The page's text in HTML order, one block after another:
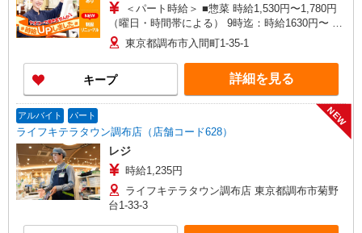
＜パート時給＞ ■惣菜 時給1,530円〜1,780円
（曜日・時間帯による） 9時迄：時給1630円〜 9
時以降：時給1530円〜 16時以降：時給1680円〜
★土曜＋100円 ★日・祝＋100円 ※アルバイトさ
んの時給や募集内容はお問い合わせください
東京都調布市入間町1-35-1
キープ 詳細を見る
アルバイト パート
ライフキテラタウン調布店（店舗コード628）
NEW
レジ
時給1,235円
ライフキテラタウン調布店 東京都調布市菊野
台1-33-3